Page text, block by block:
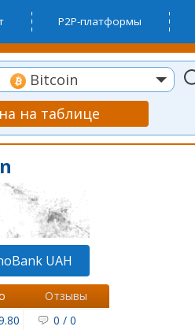
P2P-платформы
Bitcoin
на таблице
UAH
Отзывы
0 / 0